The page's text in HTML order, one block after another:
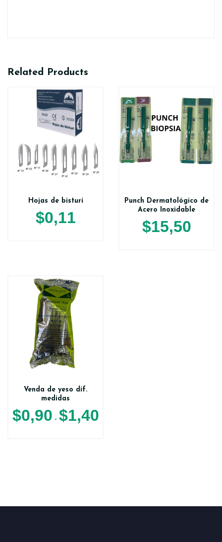
Related Products
Hojas de bisturí
$0,11
Punch Dermatológico de
Acero Inoxidable
$15,50
Venda de yeso dif.
medidas
$0,90 - $1,40